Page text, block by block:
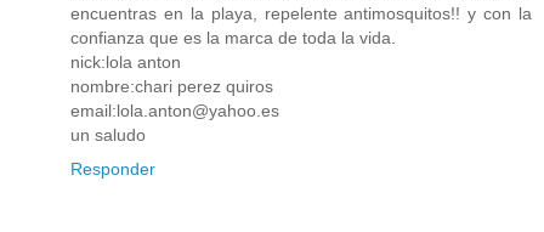
encuentras en la playa, repelente antimosquitos!! y con la
confianza que es la marca de toda la vida.
nick:lola anton
nombre:chari perez quiros
email:lola.anton@yahoo.es
un saludo
Responder